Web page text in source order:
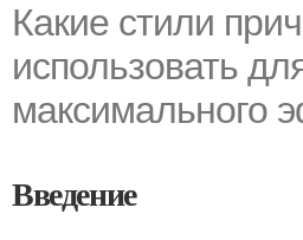
Какие стили
использовать
максимального
Введение